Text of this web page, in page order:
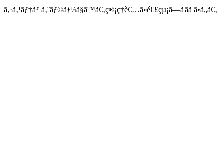
ã‚·ã‚¹ãƒ†ãƒ ã‚¨ãƒ©ãƒ¼ã§ã™ã€‚ç®¡ç†è€…ã«é€£çµ¡ã—ã¦ãã ã•ã„ã€‚